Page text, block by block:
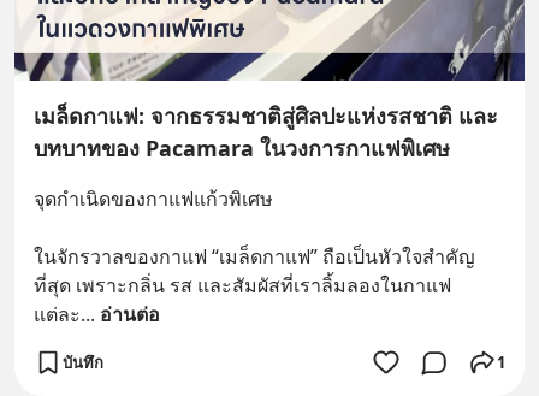
เมล็ดกาแฟ: จากธรรมชาติสู่ศิลปะแห่งรสชาติ และ
บทบาทของ Pacamara ในวงการกาแฟพิเศษ
จุดกำเนิดของกาแฟแก้วพิเศษ
ในจักรวาลของกาแฟ “เมล็ดกาแฟ” ถือเป็นหัวใจสำคัญ
ที่สุด เพราะกลิ่น รส และสัมผัสที่เราลิ้มลองในกาแฟ
แต่ละ... อ่านต่อ
บันทึก 1